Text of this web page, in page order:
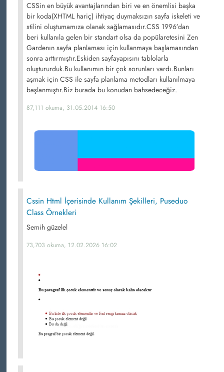
CSSin en büyük avantajlarından biri ve en önemlisi başka
bir koda(XHTML hariç) ihtiyaç duymaksızın sayfa iskeleti ve
stilini oluştumamıza olanak sağlamasıdır.CSS 1996′dan
beri kullanıla gelen bir standart olsa da popülaretesini Zen
Gardenın sayfa planlaması için kullanmaya başlamasından
sonra arttırmıştır.Eskiden sayfayapısını tablolarla
oluştururduk.Bu kullanımın bir çok sorunları vardı.Bunları
aşmak için CSS ile sayfa planlama metodları kullanılmaya
başlanmıştır.Biz burada bu konudan bahsedeceğiz.
87,111 okuma, 31.05.2014 16:50
Cssin Html İçerisinde Kullanım Şekilleri, Puseduo
Class Örnekleri
Semih güzelel
73,703 okuma, 12.02.2026 16:02